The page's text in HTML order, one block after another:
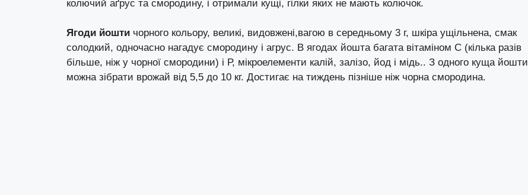
колючий аґрус та смородину, і отримали кущі, гілки яких не мають колючок.
Ягоди йошти чорного кольору, великі, видовжені,вагою в середньому 3 г, шкіра ущільнена, смак
солодкий, одночасно нагадує смородину і агрус. В ягодах йошта багата вітаміном C (кілька разів
більше, ніж у чорної смородини) і Р, мікроелементи калій, залізо, йод і мідь.. З одного куща йошти
можна зібрати врожай від 5,5 до 10 кг. Достигає на тиждень пізніше ніж чорна смородина.